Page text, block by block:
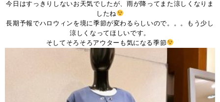
今日はすっきりしないお天気でしたが、雨が降ってまた涼しくなりま
したね
長期予報でハロウィンを境に季節が変わるらしいので。。。もう少し
涼しくなってほしいです。
そしてそろそろアウターも気になる季節